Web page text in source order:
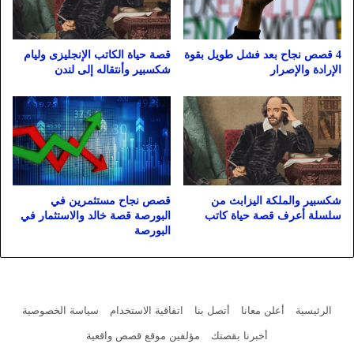
4 قصص نجاح بعد فشل طويل بقوة
الإرادة والإصرار
قصة حياة الكاتب الإنجليزى وليام
شكسبير وأنتقاله إلى لندن
شكسبير والملكة اليزابث من
سلسلة أعرف قصة حياة كاتب
قصص نجاح مستثمرين في
البورصة قصة خالد والاستثمار في
البورصة
الرئيسية أعلن معانا أتصل بنا اتفاقية الاستخدام
سياسة الخصوصية
أخبرنا بقصتك
مؤلفين موقع قصص واقعية